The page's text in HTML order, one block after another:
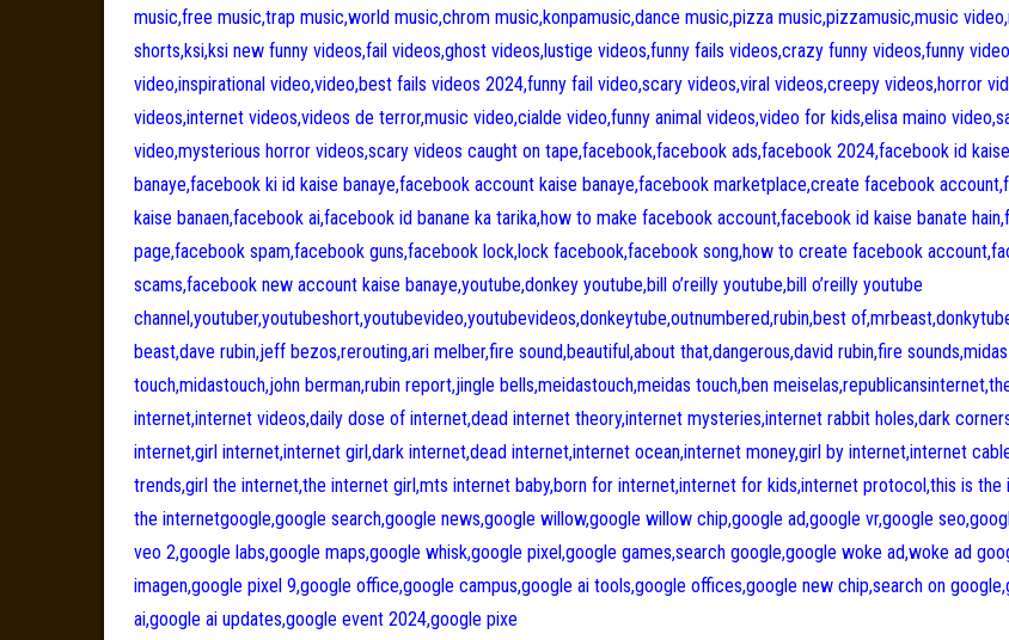
music,free music,trap music,world music,chrom music,konpamusic,dance music,pizza music,pizzamusic,music
shorts,ksi,ksi new funny videos,fail videos,ghost videos,lustige videos,funny fails videos,crazy funny videos,funny
video,inspirational video,video,best fails videos 2024,funny fail video,scary videos,viral videos,creepy videos,horror
videos,internet videos,videos de terror,music video,cialde video,funny animal videos,video for kids,elisa maino
video,mysterious horror videos,scary videos caught on tape,facebook,facebook ads,facebook 2024,facebook id kaise
banaye,facebook ki id kaise banaye,facebook account kaise banaye,facebook marketplace,create facebook
kaise banaen,facebook ai,facebook id banane ka tarika,how to make facebook account,facebook id kaise banate
page,facebook spam,facebook guns,facebook lock,lock facebook,facebook song,how to create facebook
scams,facebook new account kaise banaye,youtube,donkey youtube,bill o’reilly youtube,bill o’reilly youtube
channel,youtuber,youtubeshort,youtubevideo,youtubevideos,donkeytube,outnumbered,rubin,best
beast,dave rubin,jeff bezos,rerouting,ari melber,fire sound,beautiful,about that,dangerous,david rubin,fire sounds,midas
touch,midastouch,john berman,rubin report,jingle bells,meidastouch,meidas touch,ben
internet,internet videos,daily dose of internet,dead internet theory,internet mysteries,internet rabbit holes,dark
internet,girl internet,internet girl,dark internet,dead internet,internet ocean,internet money,girl by internet,internet
trends,girl the internet,the internet girl,mts internet baby,born for internet,internet for kids,internet protocol,this is the
the internetgoogle,google search,google news,google willow,google willow chip,google ad,google vr,google
veo 2,google labs,google maps,google whisk,google pixel,google games,search google,google woke ad,woke ad
imagen,google pixel 9,google office,google campus,google ai tools,google offices,google new chip,search on
ai,google ai updates,google event 2024,google pixe